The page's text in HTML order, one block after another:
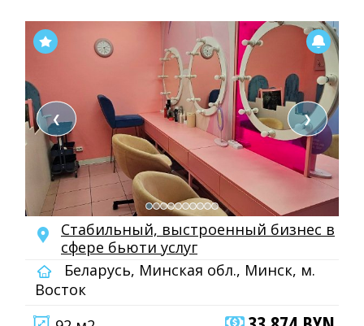
❮ ❯
Стабильный, выстроенный бизнес в
сфере бьюти услуг
Беларусь, Минская обл., Минск, м.
Восток